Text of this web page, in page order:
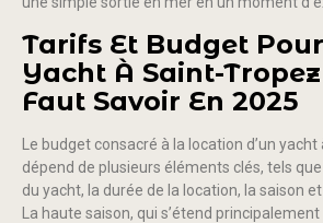
Tarifs Et Budget
Yacht À Saint-Tropez
Faut Savoir En 2025
Le budget consacré à la location d’un
dépend de plusieurs éléments clés, tels
du yacht, la durée de la location, la saison
La haute saison, qui s’étend